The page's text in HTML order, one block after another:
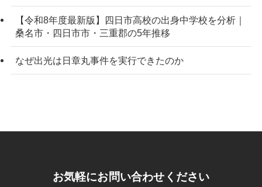
【令和8年度最新版】四日市高校の出身中学校を分析｜
桑名市・四日市市・三重郡の5年推移
なぜ出光は日章丸事件を実行できたのか
お気軽にお問い合わせください